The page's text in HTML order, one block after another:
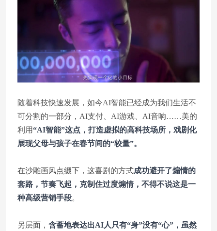
随着科技快速发展，如今AI智能已经成为我们生活不
可分割的一部分，AI支付、AI游戏、AI音响……美的
利用“AI智能”这点，打造虚拟的高科技场所，戏剧化
展现父母与孩子在春节间的“较量”。
在沙雕画风点缀下，这喜剧的方式成功避开了煽情的
套路，节奏飞起，克制住过度煽情，不得不说这是一
种高级营销手段。
另层面， 含蓄地表达出AI人只有“身”没有“心”，虽然